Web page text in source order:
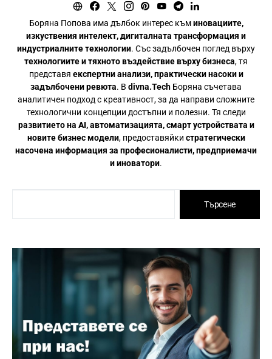
Боряна Попова има дълбок интерес къминовациите,
изкуствения интелект, дигиталната трансформация и
индустриалните технологии. Със задълбочен поглед върху
технологиите и тяхното въздействие върху бизнеса, тя
представя експертни анализи, практически насоки и
задълбочени ревюта. В divna.Tech Боряна съчетава
аналитичен подход с креативност, за да направи сложните
технологични концепции достъпни и полезни. Тя следи
развитието на AI, автоматизацията, смарт устройствата и
новите бизнес модели, предоставяйки стратегически
насочена информация за професионалисти, предприемачи
и иноватори.
Търсене